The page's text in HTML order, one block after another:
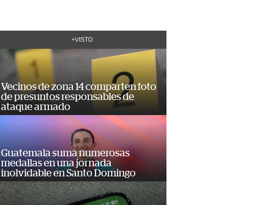
+VISTO
Vecinos de zona 14 comparten foto
de presuntos responsables de
ataque armado
Guatemala suma numerosas
medallas en una jornada
inolvidable en Santo Domingo